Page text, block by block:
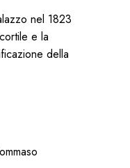
nel 1823
e la
della